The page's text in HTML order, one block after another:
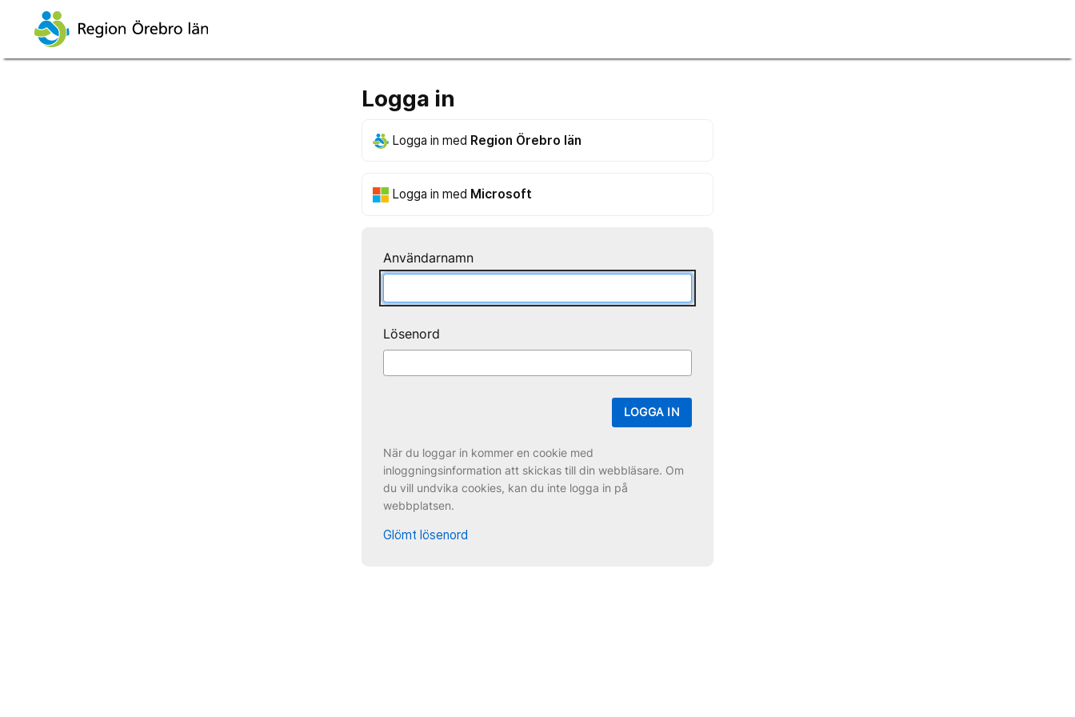
Logga in
Logga in med Region Örebro län
Logga in med Microsoft
Användarnamn
Lösenord
LOGGA IN
När du loggar in kommer en cookie med
inloggningsinformation att skickas till din webbläsare. Om
du vill undvika cookies, kan du inte logga in på
webbplatsen.
Glömt lösenord